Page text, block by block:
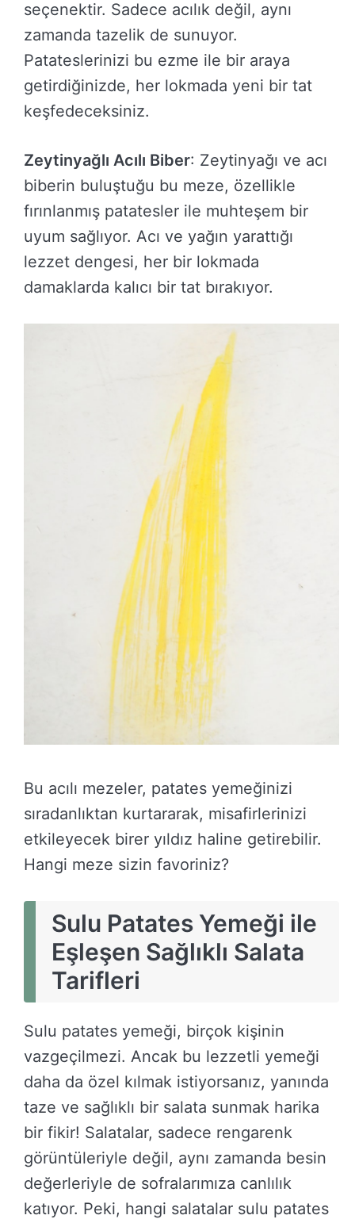
seçenektir. Sadece acılık değil, aynı
zamanda tazelik de sunuyor.
Patateslerinizi bu ezme ile bir araya
getirdiğinizde, her lokmada yeni bir tat
keşfedeceksiniz.
Zeytinyağlı Acılı Biber: Zeytinyağı ve acı
biberin buluştuğu bu meze, özellikle
fırınlanmış patatesler ile muhteşem bir
uyum sağlıyor. Acı ve yağın yarattığı
lezzet dengesi, her bir lokmada
damaklarda kalıcı bir tat bırakıyor.
Bu acılı mezeler, patates yemeğinizi
sıradanlıktan kurtararak, misafirlerinizi
etkileyecek birer yıldız haline getirebilir.
Hangi meze sizin favoriniz?
Sulu Patates Yemeği ile
Eşleşen Sağlıklı Salata
Tarifleri
Sulu patates yemeği, birçok kişinin
vazgeçilmezi. Ancak bu lezzetli yemeği
daha da özel kılmak istiyorsanız, yanında
taze ve sağlıklı bir salata sunmak harika
bir fikir! Salatalar, sadece rengarenk
görüntüleriyle değil, aynı zamanda besin
değerleriyle de sofralarımıza canlılık
katıyor. Peki, hangi salatalar sulu patates